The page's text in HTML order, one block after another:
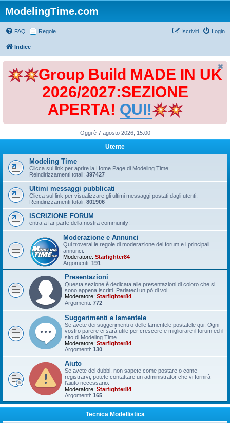
ModelingTime.com
FAQ Regole Login
Iscriviti
Indice
Group Build MADE IN UK
2026/2027:SEZIONE
APERTA! QUI!
Oggi è 7 agosto 2026, 15:00
Utente
Modeling Time
Clicca sul link per aprire la Home Page di Modeling Time.
Reindirizzamenti totali: 397427
Ultimi messaggi pubblicati
Clicca sul link per visualizzare gli ultimi messaggi postati dagli utenti.
Reindirizzamenti totali: 801906
ISCRIZIONE FORUM
entra a far parte della nostra community!
Moderazione e Annunci
Qui troverai le regole di moderazione del forum e i principali
annunci.
Moderatore: Starfighter84
Argomenti: 191
Presentazioni
Questa sezione è dedicata alle presentazioni di coloro che si
sono appena iscritti. Parlateci un pò di voi....
Moderatore: Starfighter84
Argomenti: 772
Suggerimenti e lamentele
Se avete dei suggerimenti o delle lamentele postatele qui. Ogni
vostro parere ci sarà utile per crescere e migliorare il forum ed il
sito di Modeling Time.
Moderatore: Starfighter84
Argomenti: 130
Aiuto
Se avete dei dubbi, non sapete come postare o come
registrarvi, potete contattare un administrator che vi fornirà
l'aiuto necessario.
Moderatore: Starfighter84
Argomenti: 165
Tecnica Modellistica